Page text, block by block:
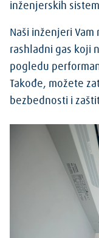
inženjerskih
Naši inženjeri
rashladni gas koji
pogledu
Takođe, možete
bezbednosti i